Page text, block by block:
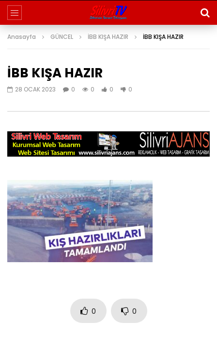
Anasayfa GÜNCEL İBB KIŞA HAZIR İBB KIŞA HAZIR
İBB KIŞA HAZIR
28 OCAK 2023 0 0 0 0
0 0